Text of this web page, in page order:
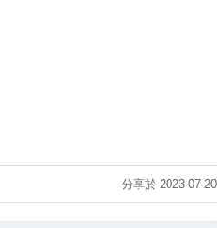
分享於 2023-07-20